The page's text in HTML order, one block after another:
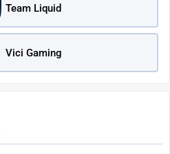
Team Liquid
Vici Gaming